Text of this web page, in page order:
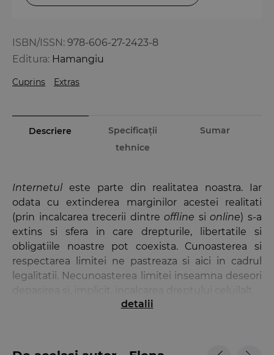
ISBN/ISSN: 978-606-27-2423-8
Editura: Hamangiu
Cuprins Extras
Descriere
Specificații
tehnice
Sumar
Internetul este parte din realitatea noastra. Iar
odata cu extinderea marginilor acestei realitati
(prin incalcarea trecerii dintreoffline sionline) s-a
extins si sfera in care drepturile, libertatile si
obligatiile noastre pot coexista. Cunoasterea si
respectarea limitei ne pastreaza si aici in cadrul
legalitatii. Necunoasterea limitei inseamna deseori
cum ne aparam drepturile in noua realitate
detalii